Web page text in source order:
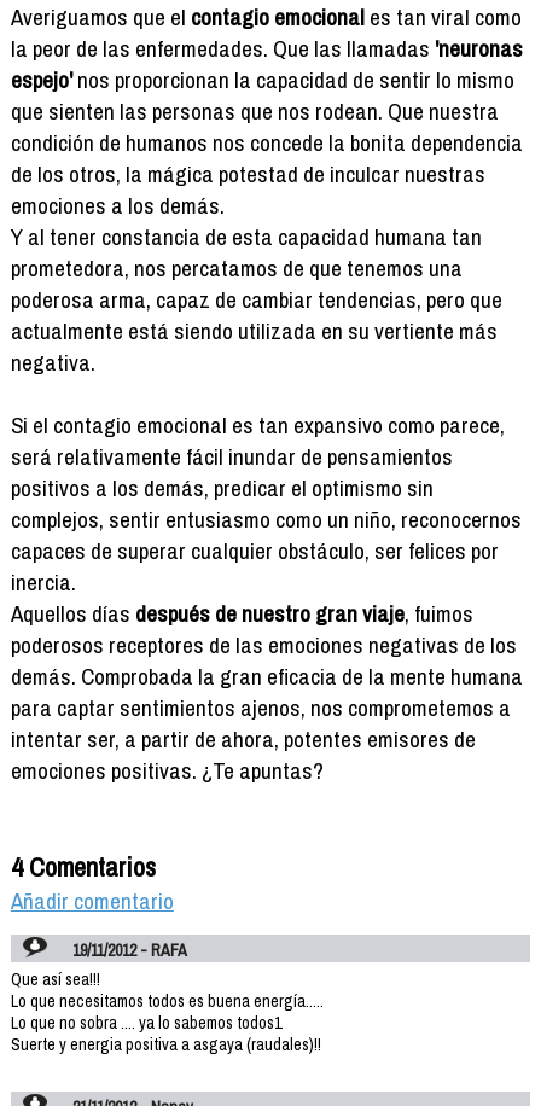
Averiguamos que el contagio emocionales tan viral como
la peor de las enfermedades. Que las llamadas 'neuronas
espejo'nos proporcionan la capacidad de sentir lo mismo
que sienten las personas que nos rodean. Que nuestra
condición de humanos nos concede la bonita dependencia
de los otros, la mágica potestad de inculcar nuestras
emociones a los demás.
Y al tener constancia de esta capacidad humana tan
prometedora, nos percatamos de que tenemos una
poderosa arma, capaz de cambiar tendencias, pero que
actualmente está siendo utilizada en su vertiente más
negativa.
Si el contagio emocional es tan expansivo como parece,
será relativamente fácil inundar de pensamientos
positivos a los demás, predicar el optimismo sin
complejos, sentir entusiasmo como un niño, reconocernos
capaces de superar cualquier obstáculo, ser felices por
inercia.
Aquellos días después de nuestro gran viaje, fuimos
poderosos receptores de las emociones negativas de los
demás. Comprobada la gran eficacia de la mente humana
para captar sentimientos ajenos, nos comprometemos a
intentar ser, a partir de ahora, potentes emisores de
emociones positivas. ¿Te apuntas?
4 Comentarios
Añadir comentario
19/11/2012 - RAFA
Que así sea!!!
Lo que necesitamos todos es buena energía.....
Lo que no sobra .... ya lo sabemos todos1
Suerte y energia positiva a asgaya (raudales)!!